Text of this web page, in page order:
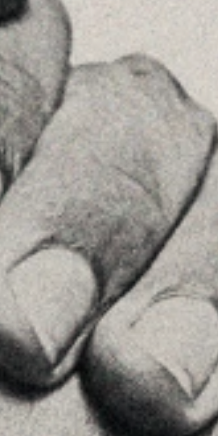
+34934677414
Ver en Google Maps
Príncipe de Vergara, 108 , 5ª planta
28002 , Madrid
+34 915759925
Ver en Google Maps
MENU
Home
La Firma
Asesoramiento
Insights
Contactar
SÍGUENOS
Linkedin
Instagram
Youtube
Allyon — Barcelona, Spain
Copyrights © 2026 AVISO LEGAL
POLÍTICA DE COOKIES·POLÍTICA DE PRIVACIDAD